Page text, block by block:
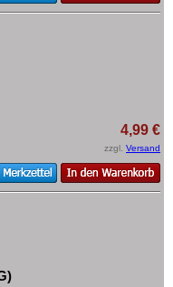
4,99 €
zzgl. Versand